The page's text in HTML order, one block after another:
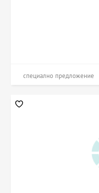
специално предложение